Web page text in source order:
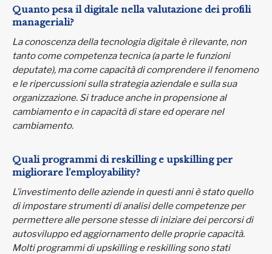
Quanto pesa il digitale nella valutazione dei profili
manageriali?
La conoscenza della tecnologia digitale è rilevante, non
tanto come competenza tecnica (a parte le funzioni
deputate), ma come capacità di comprendere il fenomeno
e le ripercussioni sulla strategia aziendale e sulla sua
organizzazione. Si traduce anche in propensione al
cambiamento e in capacità di stare ed operare nel
cambiamento.
Quali programmi di reskilling e upskilling per
migliorare l’employability?
L’investimento delle aziende in questi anni è stato quello
di impostare strumenti di analisi delle competenze per
permettere alle persone stesse di iniziare dei percorsi di
autosviluppo ed aggiornamento delle proprie capacità.
Molti programmi di upskilling e reskilling sono stati